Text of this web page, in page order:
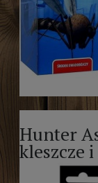
Hunter
kleszcze